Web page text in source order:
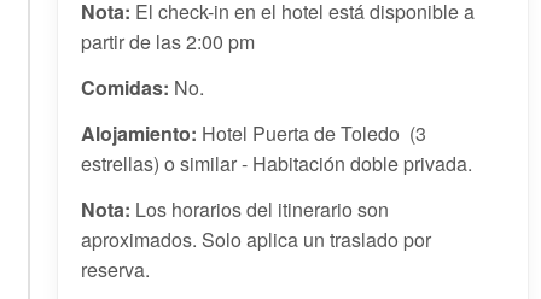
Nota: El check-in en el hotel está disponible a
partir de las 2:00 pm
Comidas: No.
Alojamiento: Hotel Puerta de Toledo (3
estrellas) o similar - Habitación doble privada.
Nota: Los horarios del itinerario son
aproximados. Solo aplica un traslado por
reserva.